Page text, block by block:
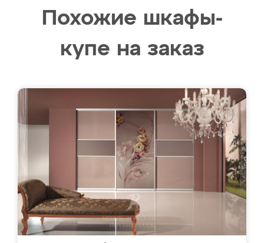
Похожие шкафы-
купе на заказ